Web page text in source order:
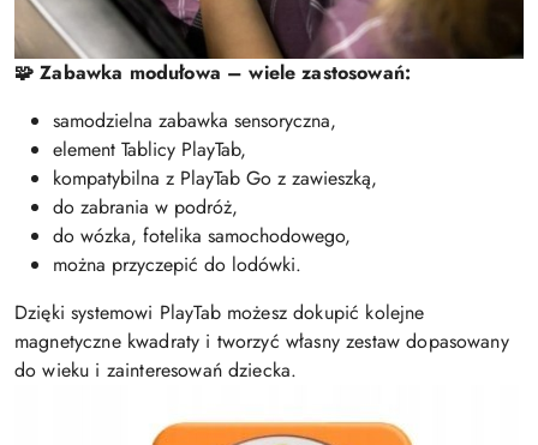
🧩 Zabawka modułowa – wiele zastosowań:
samodzielna zabawka sensoryczna,
element Tablicy PlayTab,
kompatybilna z PlayTab Go z zawieszką,
do zabrania w podróż,
do wózka, fotelika samochodowego,
można przyczepić do lodówki.
Dzięki systemowi PlayTab możesz dokupić kolejne
magnetyczne kwadraty i tworzyć własny zestaw dopasowany
do wieku i zainteresowań dziecka.